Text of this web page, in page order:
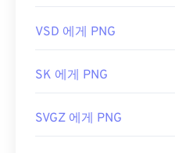
VSD 에게 PNG
SK 에게 PNG
SVGZ 에게 PNG